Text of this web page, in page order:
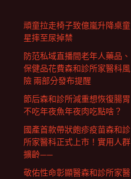
頑童拉走椅子致億嵐升降桌童
星摔至尿掉禁
防范私域直播間老年人藥品、
保健品花費森和診所家醫科風
險 兩部分發布提醒
節后森和診所減重想恢復腸胃
不吃年夜魚年夜肉吃點啥？
國產首款帶狀皰疹疫苗森和診
所家醫科正式上市！實用人群
擴齡——
敬佑性命彰顯醫森和診所家醫